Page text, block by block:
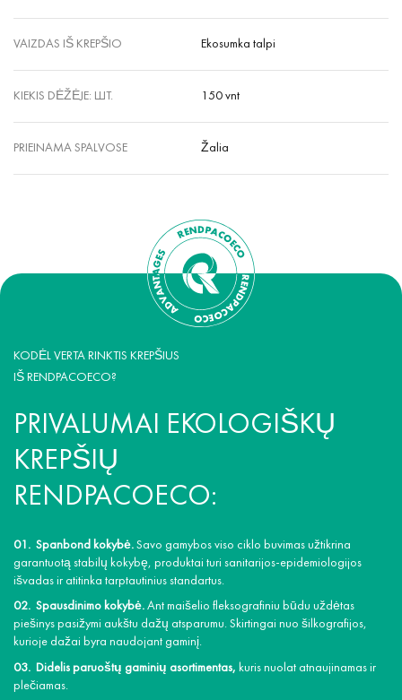
VAIZDAS IŠ KREPŠIO Ekosumka talpi
KIEKIS DĖŽĖJE: ШТ. 150 vnt
PRIEINAMA SPALVOSE Žalia
KODĖL VERTA RINKTIS KREPŠIUS
IŠ RENDPACOECO?
PRIVALUMAI EKOLOGIŠKŲ
KREPŠIŲ
RENDPACOECO:
Spanbond kokybė.Savo gamybos viso ciklo buvimas užtikrina
garantuotą stabilų kokybę, produktai turi sanitarijos-epidemiologijos
išvadas ir atitinka tarptautinius standartus.
Spausdinimo kokybė.Ant maišelio fleksografiniu būdu uždėtas
piešinys pasižymi aukštu dažų atsparumu. Skirtingai nuo šilkografijos,
kurioje dažai byra naudojant gaminį.
Didelis paruoštų gaminių asortimentas, kuris nuolat atnaujinamas ir
plečiamas.